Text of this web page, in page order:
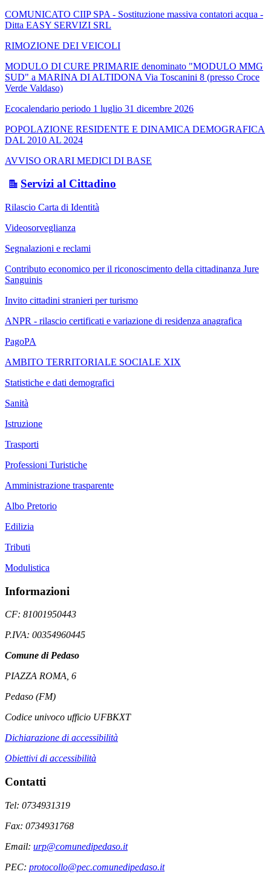
COMUNICATO CIIP SPA - Sostituzione massiva contatori acqua -
Ditta EASY SERVIZI SRL
RIMOZIONE DEI VEICOLI
MODULO DI CURE PRIMARIE denominato "MODULO MMG
SUD" a MARINA DI ALTIDONA Via Toscanini 8 (presso Croce
Verde Valdaso)
Ecocalendario periodo 1 luglio 31 dicembre 2026
POPOLAZIONE RESIDENTE E DINAMICA DEMOGRAFICA
DAL 2010 AL 2024
AVVISO ORARI MEDICI DI BASE
Servizi al Cittadino
Rilascio Carta di Identità
Videosorveglianza
Segnalazioni e reclami
Contributo economico per il riconoscimento della cittadinanza Jure
Sanguinis
Invito cittadini stranieri per turismo
ANPR - rilascio certificati e variazione di residenza anagrafica
PagoPA
AMBITO TERRITORIALE SOCIALE XIX
Statistiche e dati demografici
Sanità
Istruzione
Trasporti
Professioni Turistiche
Amministrazione trasparente
Albo Pretorio
Edilizia
Tributi
Modulistica
Informazioni
CF: 81001950443
P.IVA: 00354960445
Comune di Pedaso
PIAZZA ROMA, 6
Pedaso (FM)
Codice univoco ufficio UFBKXT
Dichiarazione di accessibilità
Obiettivi di accessibilità
Contatti
Tel: 0734931319
Fax: 0734931768
Email: urp@comunedipedaso.it
PEC: protocollo@pec.comunedipedaso.it